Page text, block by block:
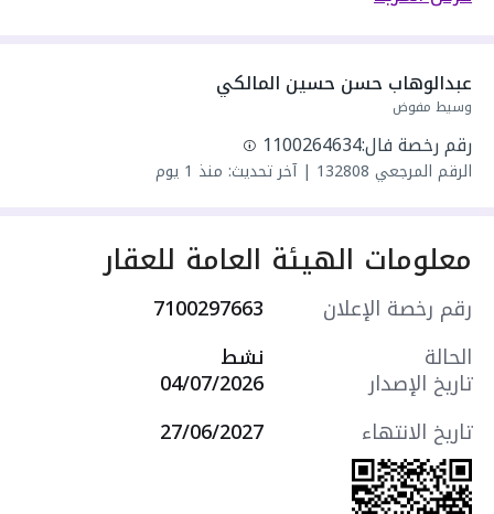
مكونة من: 6 ادوار و 1 دورة مياه و 1 صالة
واصل مياه
سنة البناء: 2026
سعرها 2500 ر.س
عبدالوهاب حسن حسين المالكي
وسيط مفوض
رقم رخصة فال:1100264634
الرقم المرجعي 132808
|آخر تحديث: منذ 1 يوم
معلومات الهيئة العامة للعقار
رقم رخصة الإعلان
7100297663
الحالة
نشط
تاريخ الإصدار
04/07/2026
تاريخ الانتهاء
27/06/2027